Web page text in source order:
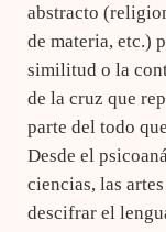
abstracto
de materia, etc.)
similitud o la
de la cruz que
parte del todo
Desde el
ciencias, las
descifrar el